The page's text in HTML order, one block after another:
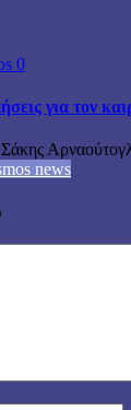
0
για τον
news